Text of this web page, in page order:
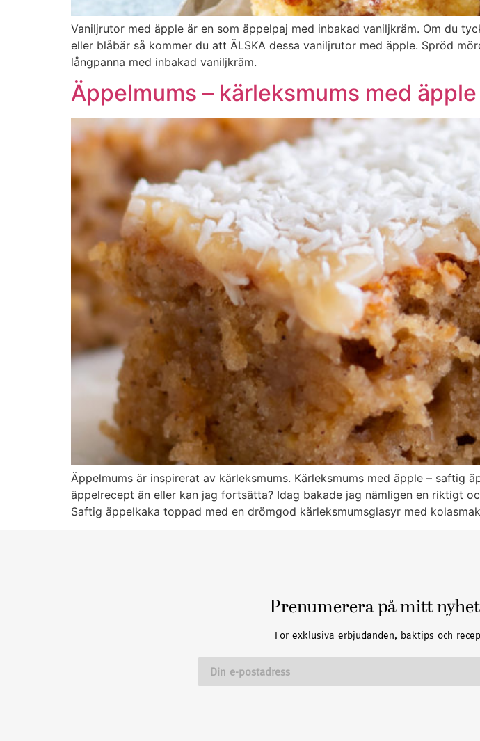
Vaniljrutor med äpple är en som äppelpaj med inbakad vaniljkräm. Om du
eller blåbär så kommer du att ÄLSKA dessa vaniljrutor med äpple. Spröd
långpanna med inbakad vaniljkräm.
Äppelmums – kärleksmums med äpple
Äppelmums är inspirerat av kärleksmums. Kärleksmums med äpple –
äppelrecept än eller kan jag fortsätta? Idag bakade jag nämligen en riktigt
Saftig äppelkaka toppad med en drömgod kärleksmumsglasyr med
Prenumerera på mitt
För exklusiva erbjudanden, baktips och